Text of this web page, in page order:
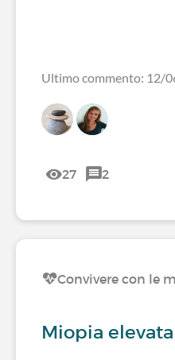
Ultimo commento: 12/
27 2
Convivere con le
Miopia elevata